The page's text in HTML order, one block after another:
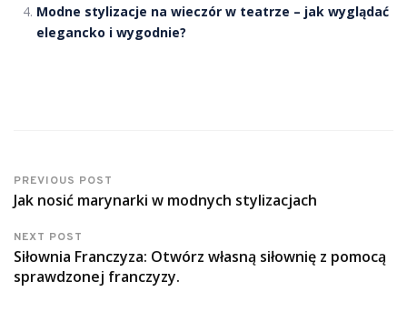
Modne stylizacje na wieczór w teatrze – jak wyglądać
elegancko i wygodnie?
PREVIOUS POST
Jak nosić marynarki w modnych stylizacjach
NEXT POST
Siłownia Franczyza: Otwórz własną siłownię z pomocą
sprawdzonej franczyzy.